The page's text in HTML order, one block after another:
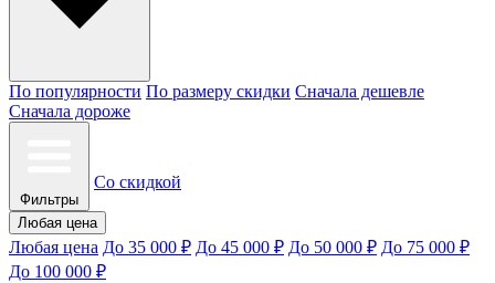
По популярности По размеру скидки Сначала дешевле
Сначала дороже
Фильтры
Со скидкой
Любая цена
Любая цена До 35 000 ₽ До 45 000 ₽ До 50 000 ₽ До 75 000 ₽
До 100 000 ₽